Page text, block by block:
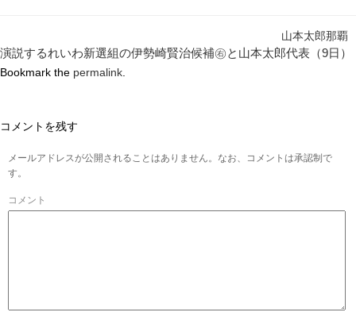
山本太郎那覇
演説するれいわ新選組の伊勢崎賢治候補㊨と山本太郎代表（9日）
Bookmark the permalink
コメントを残す
メールアドレスが公開されることはありません。なお、コメントは承認制で
す。
コメント